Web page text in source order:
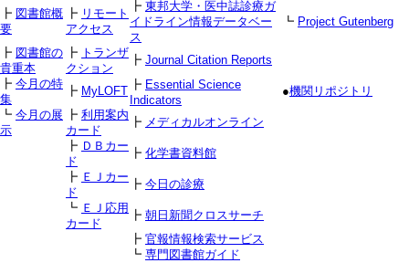
┣ 図書館概
要
┣ リモート
アクセス
┣ 東邦大学・医中誌診療ガ
イドライン情報データベー
ス
┗ Project Gutenberg
┣ 図書館の
貴重本
┣ トランザ
クション
┣ Journal Citation Reports
┣ 今月の特
集
┣ MyLOFT ┣ Essential Science
Indicators
●機関リポジトリ
┗ 今月の展
示
┣ 利用案内
カード
┣ メディカルオンライン
┣ ＤＢカー
ド
┣ 化学書資料館
┣ ＥＪカー
ド
┣ 今日の診療
┗ ＥＪ応用
カード
┣ 朝日新聞クロスサーチ
┣ 官報情報検索サービス
┗ 専門図書館ガイド